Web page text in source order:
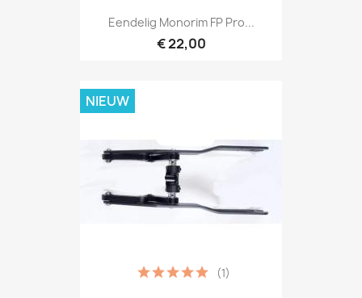
Eendelig Monorim FP Pro...
€ 22,00
(1)
NIEUW